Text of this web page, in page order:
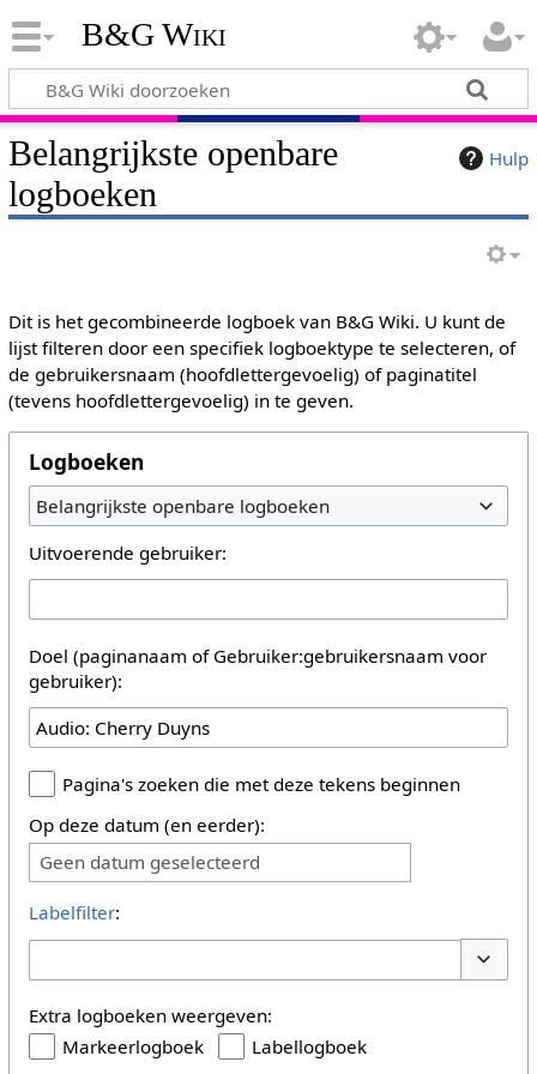
B&G Wiki
Hulp
Belangrijkste openbare
logboeken
Dit is het gecombineerde logboek van B&G Wiki. U kunt de
lijst filteren door een specifiek logboektype te selecteren, of
de gebruikersnaam (hoofdlettergevoelig) of paginatitel
(tevens hoofdlettergevoelig) in te geven.
Logboeken
Belangrijkste openbare logboeken
Uitvoerende gebruiker:
Doel (paginanaam of Gebruiker:gebruikersnaam voor
gebruiker):
Pagina's zoeken die met deze tekens beginnen
Op deze datum (en eerder):
Geen datum geselecteerd
Labelfilter:
Extra logboeken weergeven:
Markeerlogboek
Labellogboek